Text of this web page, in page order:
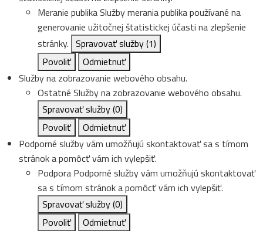
Meranie publikaSlužby merania publika používané na
generovanie užitočnej štatistickej účasti na zlepšenie
stránky. Spravovať služby(1)
Povoliť
Odmietnuť
Služby na zobrazovanie webového obsahu.
Ostatné Služby na zobrazovanie webového obsahu.
Spravovať služby(0)
Povoliť
Odmietnuť
Podporné služby vám umožňujú skontaktovať sa s tímom
stránok a pomôcť vám ich vylepšiť.
Podpora Podporné služby vám umožňujú skontaktovať
sa s tímom stránok a pomôcť vám ich vylepšiť.
Spravovať služby(0)
Povoliť
Odmietnuť